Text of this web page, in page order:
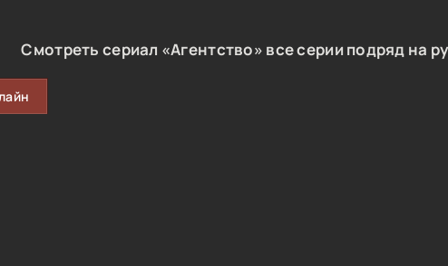
Смотреть сериал «Агентство» все серии подряд на